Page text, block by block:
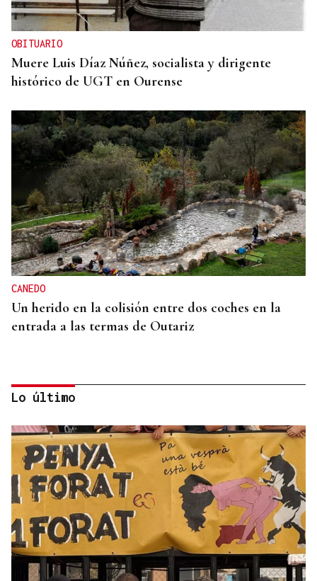
OBITUARIO
Muere Luis Díaz Núñez, socialista y dirigente
histórico de UGT en Ourense
CANEDO
Un herido en la colisión entre dos coches en la
entrada a las termas de Outariz
MOVILIDAD VERANO
Un coche todo el verano por 16.32 euros,
entregado en tu puerta
Lo último